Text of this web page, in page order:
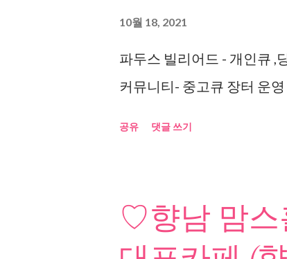
10월 18, 2021
파두스 빌리어드 - 개인큐 ,
커뮤니티- 중고큐 장터 운
공유 댓글 쓰기
♡향남 맘스